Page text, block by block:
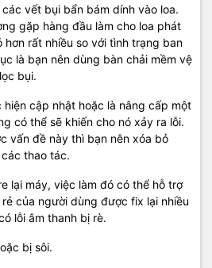
vết bụi bẩn bám dính vào loa.
gặp hàng đầu làm cho loa phát
hơn rất nhiều so với tình trạng ban
là bạn nên dùng bàn chải mềm vệ
bụi.
cập nhật hoặc là nâng cấp một
có thể sẽ khiến cho nó xảy ra lỗi.
vấn đề này thì bạn nên xóa bỏ
thao tác.
lại máy, việc làm đó có thể hỗ trợ
của người dùng được fix lại nhiều
lỗi âm thanh bị rè.
bị sôi.